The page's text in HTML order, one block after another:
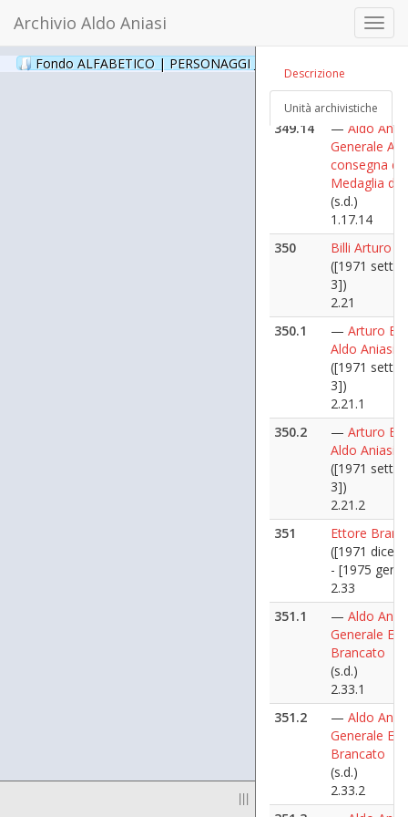
Archivio Aldo Aniasi
Fondo ALFABETICO | PERSONAGGI _ Archivio Fotografico
|||
Descrizione
Unità archivistiche
Aldo
Generale
consegna
(s.d.)
1.17.13
349.14
— Aldo
Generale
consegna
Medaglia
(s.d.)
1.17.14
350
Billi Arturo
([1971
3])
2.21
350.1
— Arturo
Aldo Aniasi
([1971
3])
2.21.1
350.2
— Arturo
Aldo Aniasi
([1971
3])
2.21.2
351
Ettore
([1971
- [1975
2.33
351.1
— Aldo
Generale
Brancato
(s.d.)
2.33.1
351.2
— Aldo
Generale
Brancato
(s.d.)
2.33.2